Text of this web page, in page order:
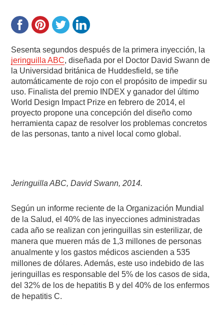
Sesenta segundos después de la primera inyección, la
jeringuilla ABC, diseñada por el Doctor David Swann de
la Universidad británica de Huddesfield, se tiñe
automáticamente de rojo con el propósito de impedir su
uso. Finalista del premio INDEX y ganador del último
World Design Impact Prize en febrero de 2014, el
proyecto propone una concepción del diseño como
herramienta capaz de resolver los problemas concretos
de las personas, tanto a nivel local como global.
Jeringuilla ABC, David Swann, 2014.
Según un informe reciente de la Organización Mundial
de la Salud, el 40% de las inyecciones administradas
cada año se realizan con jeringuillas sin esterilizar, de
manera que mueren más de 1,3 millones de personas
anualmente y los gastos médicos ascienden a 535
millones de dólares. Además, este uso indebido de las
jeringuillas es responsable del 5% de los casos de sida,
del 32% de los de hepatitis B y del 40% de los enfermos
de hepatitis C.